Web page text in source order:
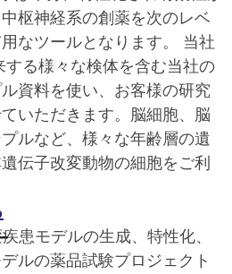
枢神経系の創薬を次のレベ
なツールとなります。 当社
する様々な検体を含む当社の
資料を使い、お客様の研究
いただきます。脳細胞、脳
ルなど、様々な年齢層の遺
伝子改変動物の細胞をご利
患モデルの生成、特性化、
ルの薬品試験プロジェクト